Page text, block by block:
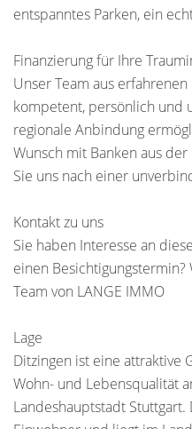
entspanntes Parken, ein
Finanzierung für Ihre
Unser Team aus
kompetent, persönlich und
regionale Anbindung
Wunsch mit Banken aus
Sie uns nach einer
Kontakt zu uns
Sie haben Interesse an
einen
Team von LANGE IMMO
Lage
Ditzingen ist eine attraktive
Wohn- und Lebensqualität
Landeshauptstadt